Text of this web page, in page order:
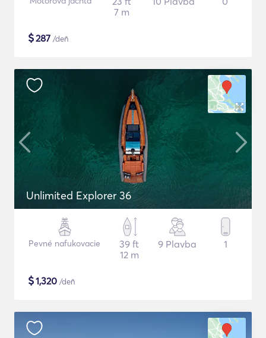
7 m
$287 /deň
Unlimited Explorer 36
Pevné nafukovacie
39 ft
12 m
9 Plavba 1
$1,320 /deň